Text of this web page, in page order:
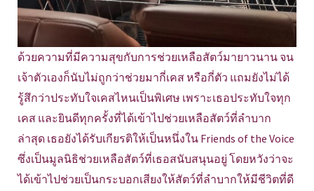
ด้วยความที่มีความสุขกับการช่วยเหลือสัตว์มายาวนาน จน
เจ้าตัวเองก็นับไม่ถูกว่าช่วยมากี่เคส หรือกี่ตัว แถมยังไม่ได้
รู้สึกว่าประทับใจเคสไหนเป็นพิเศษ เพราะเธอประทับใจทุก
เคส และยินดีทุกครั้งที่ได้เข้าไปช่วยเหลือสัตว์ที่ลำบาก
ล่าสุด เธอยังได้รับเกียรติให้เป็นหนึ่งใน Friends of the Voice
ซึ่งเป็นมูลนิธิช่วยเหลือสัตว์ที่เธอสนับสนุนอยู่ โดยหวังว่าจะ
ได้เข้าไปช่วยเป็นกระบอกเสียงให้สัตว์ที่ลำบากให้มีชีวิตที่ดี